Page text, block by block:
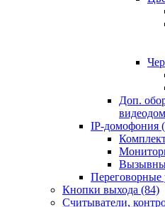
Доп.
IP-домофония
Переговорные
Кнопки выхода (84)
Считыватели,